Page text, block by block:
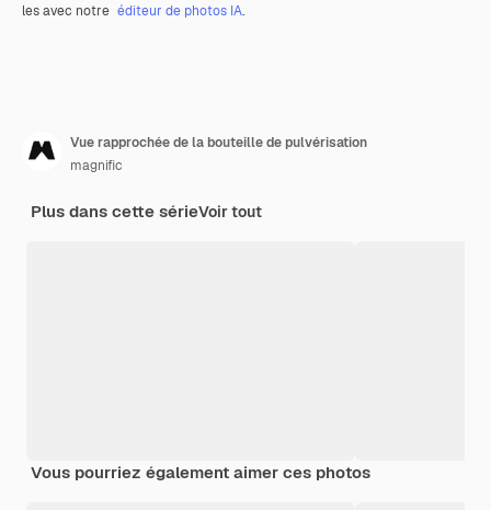
les avec notre éditeur de photos IA.
Vue rapprochée de la bouteille de pulvérisation
magnific
Plus dans cette sérieVoir tout
Vous pourriez également aimer ces photos